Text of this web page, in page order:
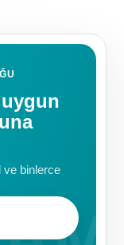
ve binlerce